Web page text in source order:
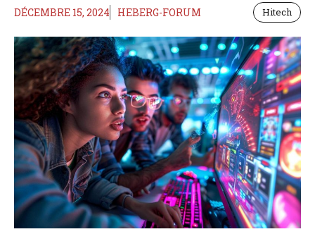
DÉCEMBRE 15, 2024 HEBERG-FORUM Hitech